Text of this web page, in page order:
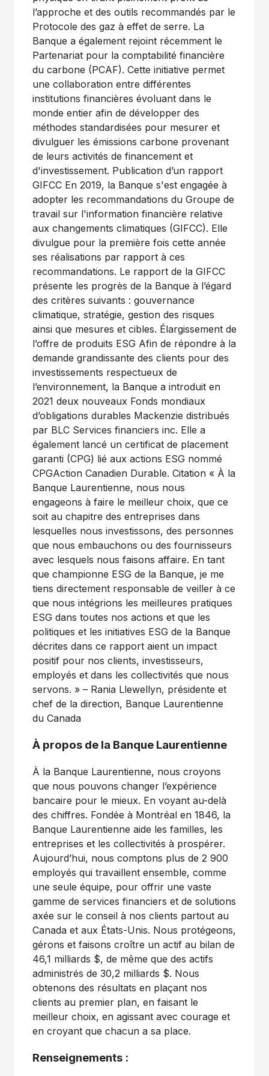
l’approche et des outils recommandés par le
Protocole des gaz à effet de serre. La
Banque a également rejoint récemment le
Partenariat pour la comptabilité financière
du carbone (PCAF). Cette initiative permet
une collaboration entre différentes
institutions financières évoluant dans le
monde entier afin de développer des
méthodes standardisées pour mesurer et
divulguer les émissions carbone provenant
de leurs activités de financement et
d'investissement. Publication d’un rapport
GIFCC En 2019, la Banque s'est engagée à
adopter les recommandations du Groupe de
travail sur l'information financière relative
aux changements climatiques (GIFCC). Elle
divulgue pour la première fois cette année
ses réalisations par rapport à ces
recommandations. Le rapport de la GIFCC
présente les progrès de la Banque à l’égard
des critères suivants : gouvernance
climatique, stratégie, gestion des risques
ainsi que mesures et cibles. Élargissement de
l’offre de produits ESG Afin de répondre à la
demande grandissante des clients pour des
investissements respectueux de
l’environnement, la Banque a introduit en
2021 deux nouveaux Fonds mondiaux
d’obligations durables Mackenzie distribués
par BLC Services financiers inc. Elle a
également lancé un certificat de placement
garanti (CPG) lié aux actions ESG nommé
CPGAction Canadien Durable. Citation « À la
Banque Laurentienne, nous nous
engageons à faire le meilleur choix, que ce
soit au chapitre des entreprises dans
lesquelles nous investissons, des personnes
que nous embauchons ou des fournisseurs
avec lesquels nous faisons affaire. En tant
que championne ESG de la Banque, je me
tiens directement responsable de veiller à ce
que nous intégrions les meilleures pratiques
ESG dans toutes nos actions et que les
politiques et les initiatives ESG de la Banque
décrites dans ce rapport aient un impact
positif pour nos clients, investisseurs,
employés et dans les collectivités que nous
servons. » – Rania Llewellyn, présidente et
chef de la direction, Banque Laurentienne
du Canada
À propos de la Banque Laurentienne
À la Banque Laurentienne, nous croyons
que nous pouvons changer l’expérience
bancaire pour le mieux. En voyant au-delà
des chiffres. Fondée à Montréal en 1846, la
Banque Laurentienne aide les familles, les
entreprises et les collectivités à prospérer.
Aujourd’hui, nous comptons plus de 2 900
employés qui travaillent ensemble, comme
une seule équipe, pour offrir une vaste
gamme de services financiers et de solutions
axée sur le conseil à nos clients partout au
Canada et aux États-Unis. Nous protégeons,
gérons et faisons croître un actif au bilan de
46,1 milliards $, de même que des actifs
administrés de 30,2 milliards $. Nous
obtenons des résultats en plaçant nos
clients au premier plan, en faisant le
meilleur choix, en agissant avec courage et
en croyant que chacun a sa place.
Renseignements :